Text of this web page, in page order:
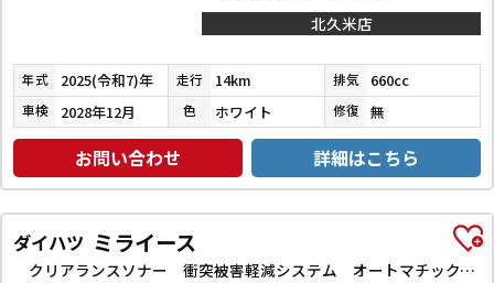
北久米店
年式 2025(令和7)年 走行 14km 排気 660cc
車検 2028年12月 色 ホワイト 修復 無
お問い合わせ 詳細はこちら
ダイハツ ミライース
クリアランスソナー 衝突被害軽減システム オートマチックハイビーム オートライト アイドリングストップ CVT ESC CD ミュージックプレイヤー接続可 エアコン パワーステアリング